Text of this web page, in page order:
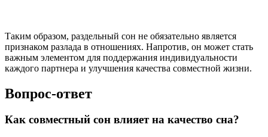
Таким образом, раздельный сон не обязательно является
признаком разлада в отношениях. Напротив, он может стать
важным элементом для поддержания индивидуальности
каждого партнера и улучшения качества совместной жизни.
Вопрос-ответ
Как совместный сон влияет на качество сна?